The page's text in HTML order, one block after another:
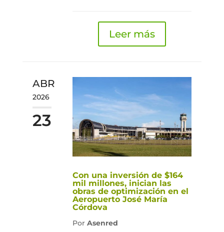
Leer más
ABR
2026
23
Con una inversión de $164
mil millones, inician las
obras de optimización en el
Aeropuerto José María
Córdova
Por Asenred